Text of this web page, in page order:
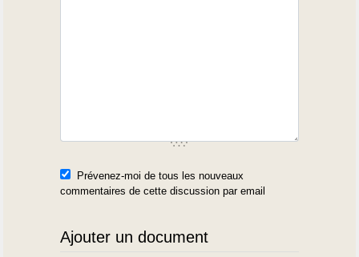
Prévenez-moi de tous les nouveaux
commentaires de cette discussion par email
Ajouter un document